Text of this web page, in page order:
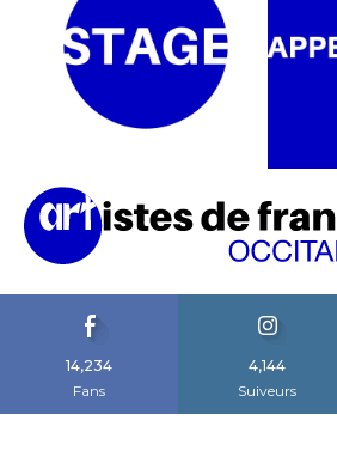
14,234
Fans
4,144
Suiveurs